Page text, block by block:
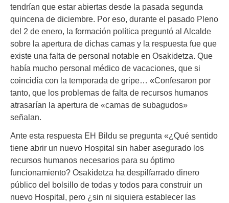
tendrían que estar abiertas desde la pasada segunda
quincena de diciembre. Por eso, durante el pasado Pleno
del 2 de enero, la formación política preguntó al Alcalde
sobre la apertura de dichas camas y la respuesta fue que
existe una falta de personal notable en Osakidetza. Que
había mucho personal médico de vacaciones, que si
coincidía con la temporada de gripe… «Confesaron por
tanto, que los problemas de falta de recursos humanos
atrasarían la apertura de «camas de subagudos»
señalan.
Ante esta respuesta EH Bildu se pregunta «¿Qué sentido
tiene abrir un nuevo Hospital sin haber asegurado los
recursos humanos necesarios para su óptimo
funcionamiento? Osakidetza ha despilfarrado dinero
público del bolsillo de todas y todos para construir un
nuevo Hospital, pero ¿sin ni siquiera establecer las